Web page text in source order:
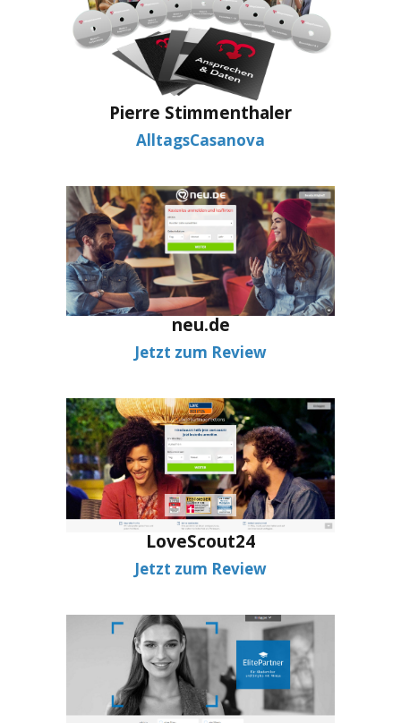
Pierre Stimmenthaler
AlltagsCasanova
neu.de
Jetzt zum Review
LoveScout24
Jetzt zum Review